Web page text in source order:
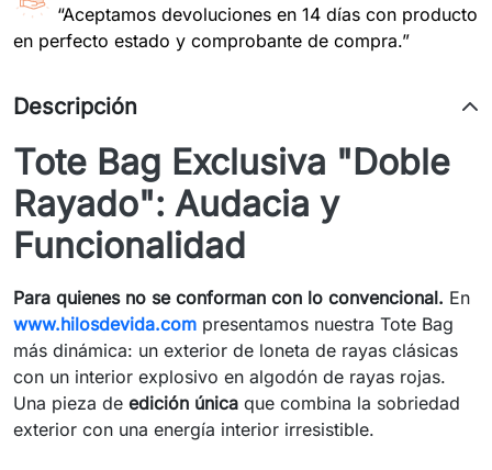
“Aceptamos devoluciones en 14 días con producto
en perfecto estado y comprobante de compra.”
Descripción
Tote Bag Exclusiva "Doble
Rayado": Audacia y
Funcionalidad
Para quienes no se conforman con lo convencional. En
www.hilosdevida.com presentamos nuestra Tote Bag
más dinámica: un exterior de loneta de rayas clásicas
con un interior explosivo en algodón de rayas rojas.
Una pieza de edición única que combina la sobriedad
exterior con una energía interior irresistible.